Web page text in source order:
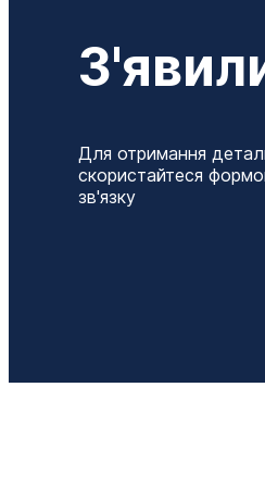
Для отримання
скористайтеся
зв'язку